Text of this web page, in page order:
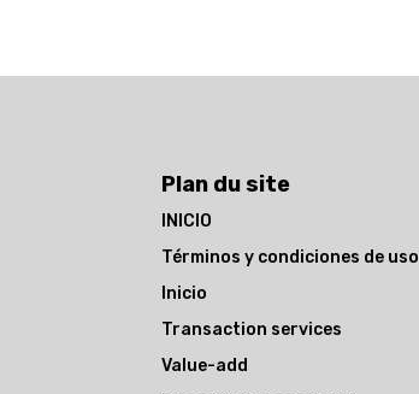
Plan du site
INICIO
Términos y condiciones de uso
Inicio
Transaction services
Value-add